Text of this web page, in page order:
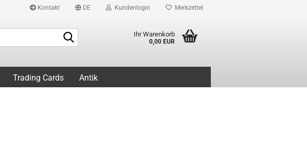
Kontakt DE Kundenlogin Merkzettel
Ihr Warenkorb
0,00 EUR
Trading Cards Antik